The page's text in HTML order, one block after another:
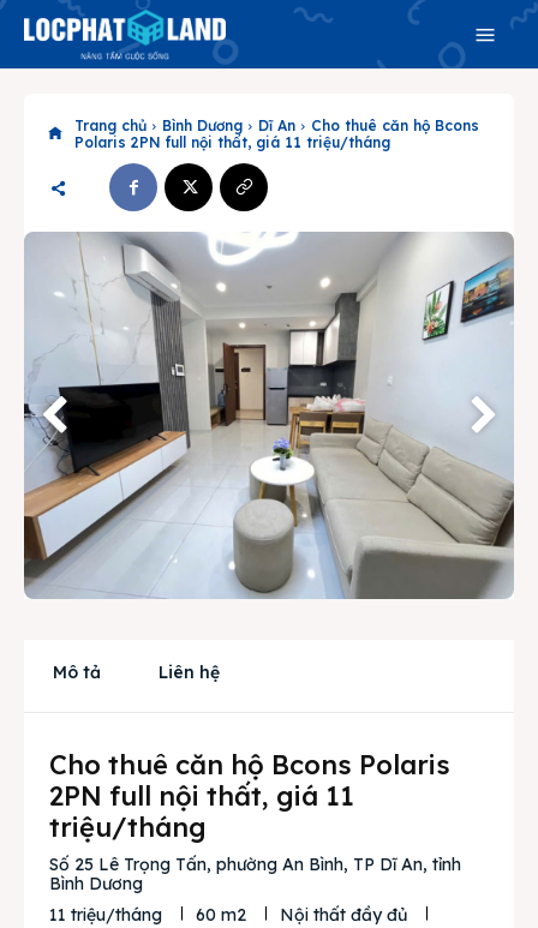
Search
Phiên bản cập nhật V3
& tìm kiếm nhanh chóng hơn
Trang chủ
Dự án
Mua bán
Cho thuê
Liên hệ
Search
Trang chủ Bình Dương Dĩ An
Cho thuê căn hộ Bcons
Polaris 2PN full nội thất, giá 11 triệu/tháng
Mô tả Liên hệ
Cho thuê căn hộ Bcons Polaris
2PN full nội thất, giá 11
triệu/tháng
Số 25 Lê Trọng Tấn, phường An Bình, TP Dĩ An, tỉnh
Bình Dương
11 triệu/tháng
60 m2
Nội thất đầy đủ